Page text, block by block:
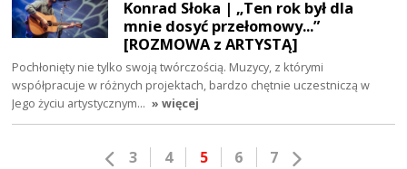
Konrad Słoka | „Ten rok był dla
mnie dosyć przełomowy...”
[ROZMOWA z ARTYSTĄ]
Pochłonięty nie tylko swoją twórczością. Muzycy, z którymi
współpracuje w różnych projektach, bardzo chętnie uczestniczą w
Jego życiu artystycznym… » więcej
3 4 5 6 7